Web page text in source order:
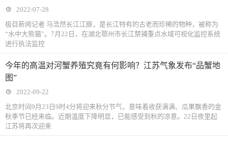
2022-07-28
极目新闻记者 马浩然长江江豚，是长江特有的古老而珍稀的物种，被称为
“水中大熊猫”。7月22日，在湖北鄂州市长江禁捕重点水域可视化监控系统
进行执法监控
今年的高温对河蟹养殖究竟有何影响？江苏气象发布“品蟹地
图”
2022-09-22
北京时间9月23日9时4分将迎来秋分节气，意味着收获满满、瓜果飘香的金
秋季节已经来临。近期温度下降明显，已能感受到秋的凉意。22日夜里起
江苏将再次迎来